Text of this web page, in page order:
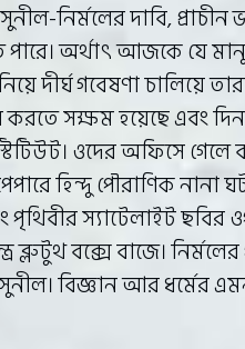
নির্মলের দাবি, প্রাচীন
পারে। অর্থাৎ আজকে যে
দীর্ঘ গবেষণা চালিয়ে
সক্ষম হয়েছে এবং
ওদের অফিসে গেলে
হিন্দু পৌরাণিক নানা
পৃথিবীর স্যাটেলাইট
ব্লুটুথ বক্সে বাজে।
বিজ্ঞান আর ধর্মের